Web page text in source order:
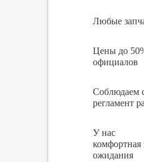
Любые
Цены до
официалов
Соблюдаем
регламент
У нас
комфортная
ожидания